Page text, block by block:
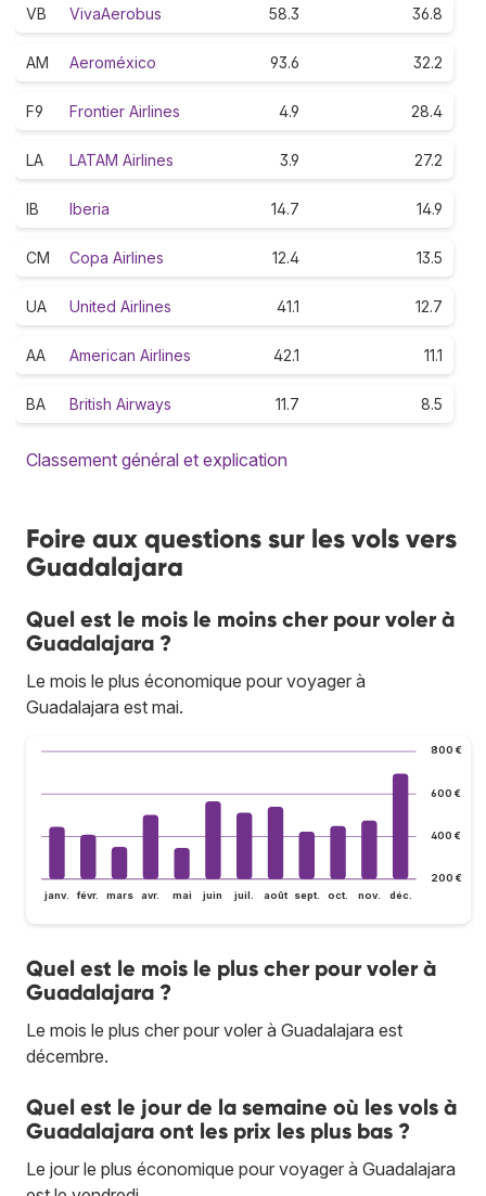
VB VivaAerobus 58.3 36.8
AM Aeroméxico 93.6 32.2
F9 Frontier Airlines 4.9 28.4
LA LATAM Airlines 3.9 27.2
IB Iberia 14.7 14.9
CM Copa Airlines 12.4 13.5
UA United Airlines 41.1 12.7
AA American Airlines 42.1 11.1
BA British Airways 11.7 8.5
Classement général et explication
Foire aux questions sur les vols vers
Guadalajara
Quel est le mois le moins cher pour voler à
Guadalajara ?
Le mois le plus économique pour voyager à
Guadalajara est mai.
200 €
400 €
600 €
800 €
janv. févr. mars avr. mai juin juil. août sept. oct. nov. déc.
Quel est le mois le plus cher pour voler à
Guadalajara ?
Le mois le plus cher pour voler à Guadalajara est
décembre.
Quel est le jour de la semaine où les vols à
Guadalajara ont les prix les plus bas ?
Le jour le plus économique pour voyager à Guadalajara